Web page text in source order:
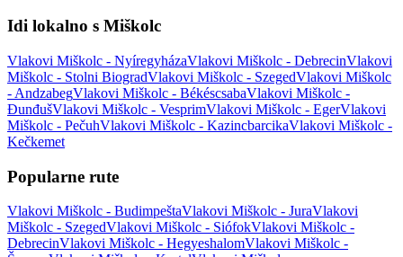
Idi lokalno s Miškolc
Vlakovi Miškolc - NyíregyházaVlakovi Miškolc - DebrecinVlakovi
Miškolc - Stolni BiogradVlakovi Miškolc - SzegedVlakovi Miškolc
- AndzabegVlakovi Miškolc - BékéscsabaVlakovi Miškolc -
ĐunđušVlakovi Miškolc - VesprimVlakovi Miškolc - EgerVlakovi
Miškolc - PečuhVlakovi Miškolc - KazincbarcikaVlakovi Miškolc -
Kečkemet
Popularne rute
Vlakovi Miškolc - BudimpeštaVlakovi Miškolc - JuraVlakovi
Miškolc - SzegedVlakovi Miškolc - SiófokVlakovi Miškolc -
DebrecinVlakovi Miškolc - HegyeshalomVlakovi Miškolc -